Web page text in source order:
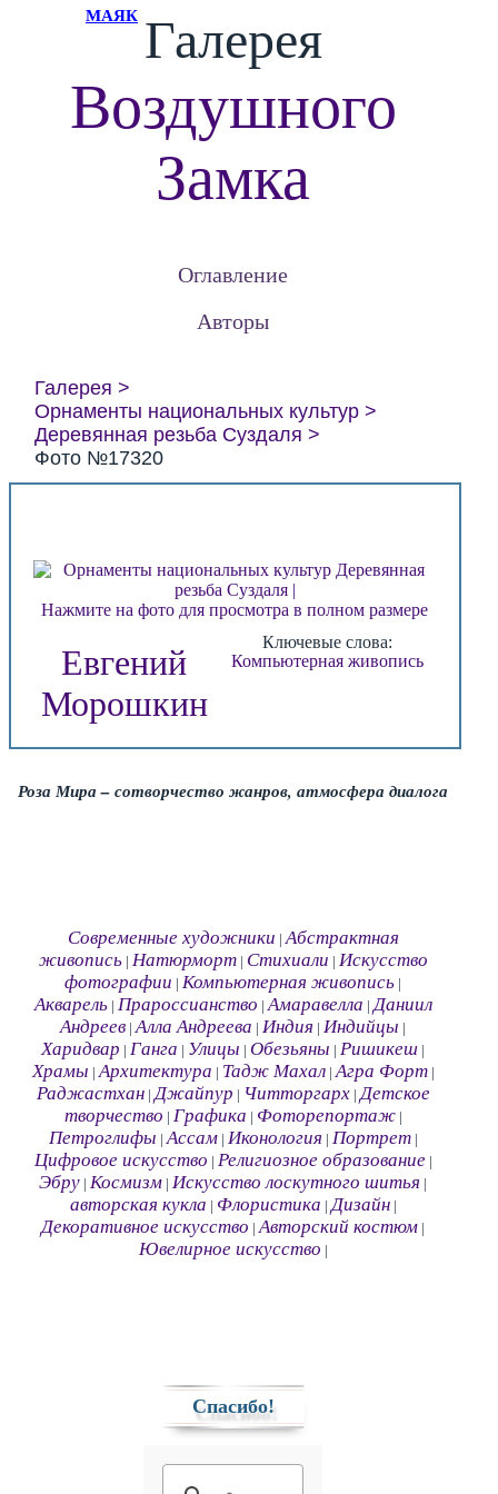
МАЯК Галерея
Воздушного
Замка
Оглавление
Авторы
Галерея
Орнаменты национальных культур
Деревянная резьба Суздаля
Фото №17320
Нажмите на фото для просмотра в полном размере
Евгений
Морошкин
Ключевые слова:
Компьютерная живопись
Роза Мира – сотворчество жанров, атмосфера диалога
Современные художники |Абстрактная
живопись| Натюрморт| Стихиали Искусство
фотографии |Компьютерная живопись
Акварель| Прароссианство |Амаравелла |Даниил
Андреев |Алла Андреева |Индия |Индийцы
Харидвар |Ганга Улицы |Обезьяны |Ришикеш
Храмы |Архитектура Тадж Махал|Агра Форт|
Раджастхан|Джайпур Читторгарх|Детское
творчество Графика Фоторепортаж|
Петроглифы |Ассам| Иконология Портрет|
Цифровое искусство Религиозное образование|
Эбру |Космизм |Искусство лоскутного шитья
авторская кукла Флористика |Дизайн|
Декоративное искусство |Авторский костюм
Ювелирное искусство
Спасибо!